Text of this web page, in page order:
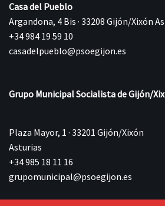
Casa del Pueblo
Argandona, 4 Bis · 33208 Gijón/Xixón
+34 984 19 59 10
casadelpueblo@psoegijon.es
Grupo Municipal Socialista de Gijón/
Plaza Mayor, 1 · 33201 Gijón/Xixón
Asturias
+34 985 18 11 16
grupomunicipal@psoegijon.es